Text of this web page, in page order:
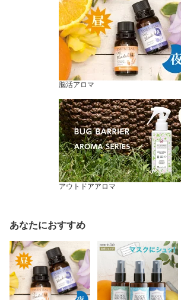
脳活アロマ
アウトドアアロマ
あなたにおすすめ